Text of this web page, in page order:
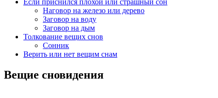
Наговор на железо или дерево
Заговор на воду
Заговор на дым
Толкование вещих снов
Сонник
Верить или нет вещим снам
Вещие сновидения